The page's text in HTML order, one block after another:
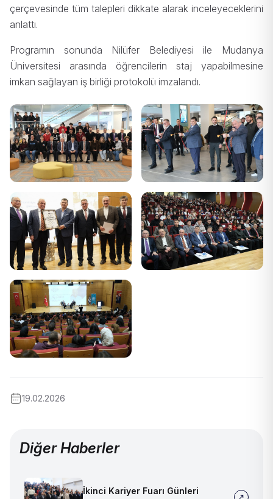
çerçevesinde tüm talepleri dikkate alarak inceleyeceklerini
anlattı.
Programın sonunda Nilüfer Belediyesi ile Mudanya
Üniversitesi arasında öğrencilerin staj yapabilmesine
imkan sağlayan iş birliği protokolü imzalandı.
19.02.2026
Diğer Haberler
İkinci Kariyer Fuarı Günleri